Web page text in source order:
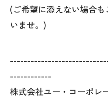
(ご希望に添えない場合
いませ。)
------------
株式会社ユー・コーポレ